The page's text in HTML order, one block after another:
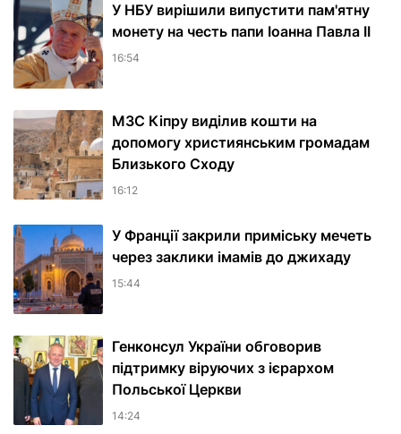
У НБУ вирішили випустити пам'ятну
монету на честь папи Іоанна Павла II
16:54
МЗС Кіпру виділив кошти на
допомогу християнським громадам
Близького Сходу
16:12
У Франції закрили приміську мечеть
через заклики імамів до джихаду
15:44
Генконсул України обговорив
підтримку віруючих з ієрархом
Польської Церкви
14:24